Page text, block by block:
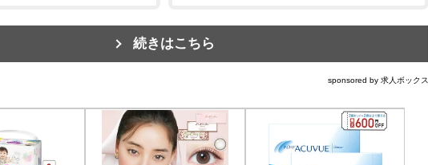
続きはこちら
sponsored by 求人ボックス